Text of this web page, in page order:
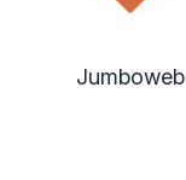
Jumboweb